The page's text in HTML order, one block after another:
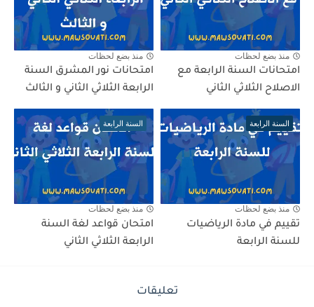
منذ بضع لحظات
امتحانات السنة الرابعة مع
الاصلاح الثلاثي الثاني
منذ بضع لحظات
امتحانات نور المشرق السنة
الرابعة الثلاثي الثاني و الثالث
السنة الرابعة
منذ بضع لحظات
تقييم في مادة الرياضيات
للسنة الرابعة
السنة الرابعة
منذ بضع لحظات
امتحان قواعد لغة السنة
الرابعة الثلاثي الثاني
تعليقات